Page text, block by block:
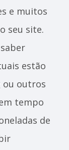
e muitos
seu site.
estão
ou outros
tempo
de